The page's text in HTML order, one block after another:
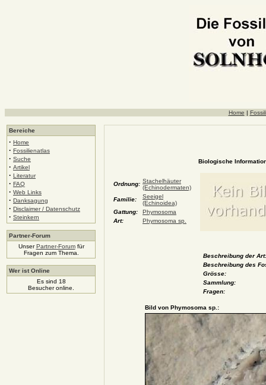
Home |
Bereiche
· Home
· Fossilienatlas
· Suche
· Artikel
· Literatur
· FAQ
· Web Links
· Danksagung
· Disclaimer / Datenschutz
· Steinkern
Partner-Forum
UnserPartner-Forumfür
Fragen zum Thema.
Wer ist Online
Es sind 18
Besucher online.
Biologische
Ordnung: Stachelhäuter
(Echinodermaten)
Familie:
Seeigel
(Echinoidea)
Gattung:
Phymosoma
Art:
Phymosoma sp.
Beschreibung der Art:
Beschreibung des
Grösse:
Sammlung:
Fragen:
Bild von Phymosoma sp.: